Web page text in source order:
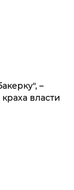
–
власти